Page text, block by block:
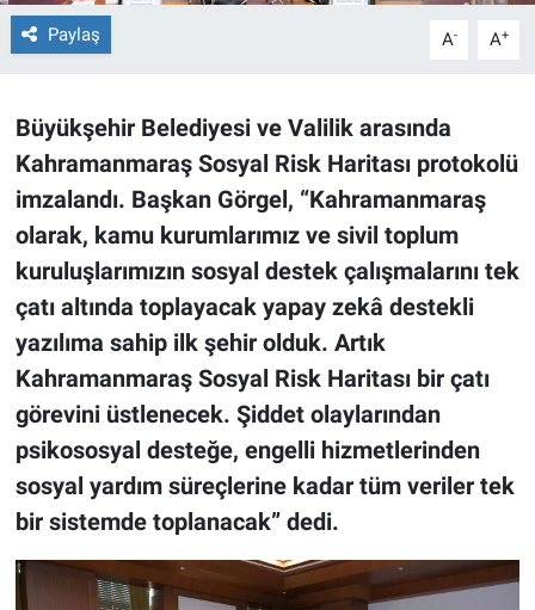
Paylaş A- A+
Büyükşehir Belediyesi ve Valilik arasında
Kahramanmaraş Sosyal Risk Haritası protokolü
imzalandı. Başkan Görgel, “Kahramanmaraş
olarak, kamu kurumlarımız ve sivil toplum
kuruluşlarımızın sosyal destek çalışmalarını tek
çatı altında toplayacak yapay zekâ destekli
yazılıma sahip ilk şehir olduk. Artık
Kahramanmaraş Sosyal Risk Haritası bir çatı
görevini üstlenecek. Şiddet olaylarından
psikososyal desteğe, engelli hizmetlerinden
sosyal yardım süreçlerine kadar tüm veriler tek
bir sistemde toplanacak” dedi.
BİLİM VE TEKNOLOJİ
Bölge